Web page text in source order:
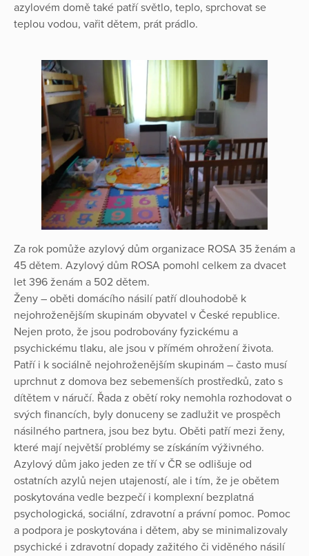
azylovém domě také patří světlo, teplo, sprchovat se
teplou vodou, vařit dětem, prát prádlo.
Za rok pomůže azylový dům organizace ROSA 35 ženám a
45 dětem. Azylový dům ROSA pomohl celkem za dvacet
let 396 ženám a 502 dětem.
Ženy – oběti domácího násilí patří dlouhodobě k
nejohroženějším skupinám obyvatel v České republice.
Nejen proto, že jsou podrobovány fyzickému a
psychickému tlaku, ale jsou v přímém ohrožení života.
Patří i k sociálně nejohroženějším skupinám – často musí
uprchnut z domova bez sebemenších prostředků, zato s
dítětem v náručí. Řada z obětí roky nemohla rozhodovat o
svých financích, byly donuceny se zadlužit ve prospěch
násilného partnera, jsou bez bytu. Oběti patří mezi ženy,
které mají největší problémy se získáním výživného.
Azylový dům jako jeden ze tří v ČR se odlišuje od
ostatních azylů nejen utajeností, ale i tím, že je obětem
poskytována vedle bezpečí i komplexní bezplatná
psychologická, sociální, zdravotní a právní pomoc. Pomoc
a podpora je poskytována i dětem, aby se minimalizovaly
psychické i zdravotní dopady zažitého či viděného násilí